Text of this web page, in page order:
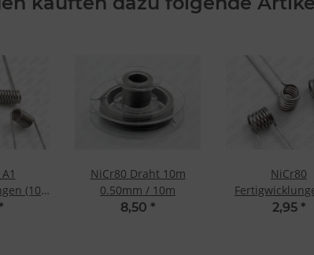
(10
NiCr80 Draht 10m
0.50mm / 10m
8,50 *
NiCr80
St.) 0.5
2,95 *